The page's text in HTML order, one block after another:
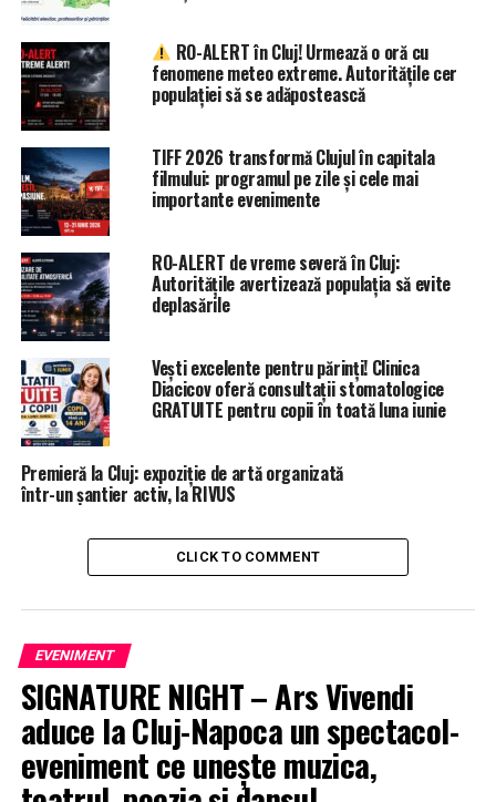
RO-ALERT în Cluj! Urmează o oră cu
fenomene meteo extreme. Autoritățile cer
populației să se adăpostească
TIFF 2026 transformă Clujul în capitala
filmului: programul pe zile și cele mai
importante evenimente
RO-ALERT de vreme severă în Cluj:
Autoritățile avertizează populația să evite
deplasările
Vești excelente pentru părinți! Clinica
Diacicov oferă consultații stomatologice
GRATUITE pentru copii în toată luna iunie
Premieră la Cluj: expoziție de artă organizată
într-un șantier activ, la RIVUS
CLICK TO COMMENT
EVENIMENT
SIGNATURE NIGHT – Ars Vivendi
aduce la Cluj-Napoca un spectacol-
eveniment ce unește muzica,